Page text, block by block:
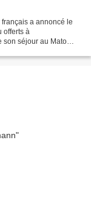
a annoncé le
offerts à
son séjour au Mato